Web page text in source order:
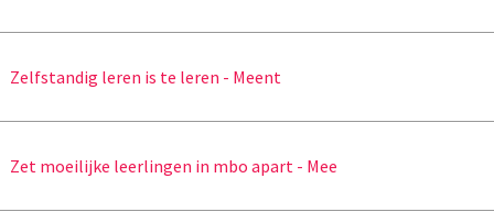
Zelfstandig leren is te leren - Meent
Zet moeilijke leerlingen in mbo apart - Mee